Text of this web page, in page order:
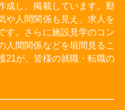
成し、掲載しています。勤
や人間関係も見え、求人を
す。さらに施設見学のコン
人間関係などを垣間見るこ
21が、皆様の就職・転職の